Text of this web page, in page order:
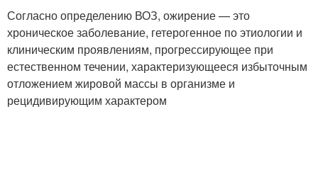
Согласно определению ВОЗ, ожирение — это
хроническое заболевание, гетерогенное по этиологии и
клиническим проявлениям, прогрессирующее при
естественном течении, характеризующееся избыточным
отложением жировой массы в организме и
рецидивирующим характером